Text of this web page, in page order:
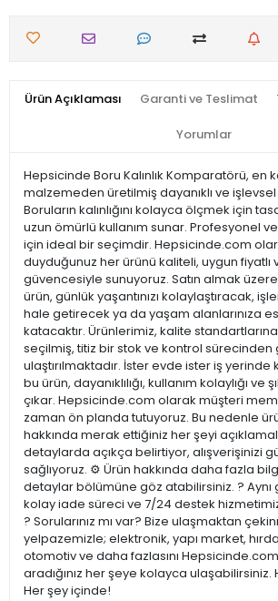
Ürün Açıklaması Garanti ve Teslimat
Yorumlar
Hepsicinde Boru Kalınlık Komparatörü, en
malzemeden üretilmiş dayanıklı ve
Boruların kalınlığını kolayca ölçmek için
uzun ömürlü kullanım sunar. Profesyonel
için ideal bir seçimdir. Hepsicinde.com
duyduğunuz her ürünü kaliteli, uygun fiyatlı
güvencesiyle sunuyoruz. Satın almak
ürün, günlük yaşantınızı kolaylaştıracak,
hale getirecek ya da yaşam alanlarınıza
katacaktır. Ürünlerimiz, kalite
seçilmiş, titiz bir stok ve kontrol
ulaştırılmaktadır. İster evde ister iş
bu ürün, dayanıklılığı, kullanım kolaylığı ve
çıkar. Hepsicinde.com olarak müşteri
zaman ön planda tutuyoruz. Bu nedenle
hakkında merak ettiğiniz her şeyi
detaylarda açıkça belirtiyor, alışverişinizi
sağlıyoruz. ⚙️ Ürün hakkında daha fazla
detaylar bölümüne göz atabilirsiniz. ? Aynı
kolay iade süreci ve 7/24 destek hizmetimiz
? Sorularınız mı var? Bize ulaşmaktan
yelpazemizle; elektronik, yapı market,
otomotiv ve daha fazlasını
aradığınız her şeye kolayca
Her şey içinde!